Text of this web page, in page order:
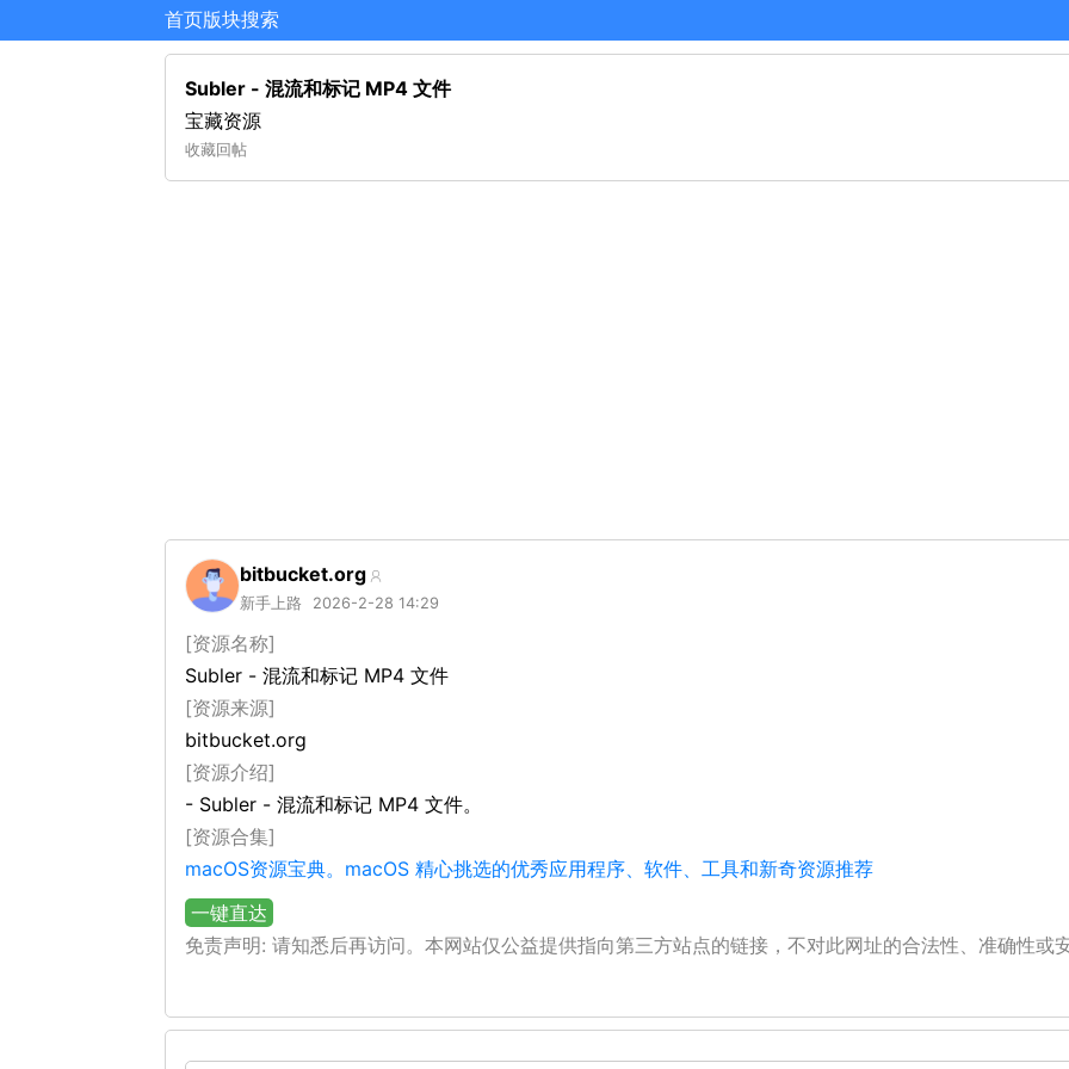
首页版块搜索
Subler - 混流和标记 MP4 文件
宝藏资源
收藏回帖
bitbucket.org
新手上路 2026-2-28 14:29
[资源名称]
Subler - 混流和标记 MP4 文件
[资源来源]
bitbucket.org
[资源介绍]
- Subler - 混流和标记 MP4 文件。
[资源合集]
macOS资源宝典。macOS 精心挑选的优秀应用程序、软件、工具和新奇资源推荐
一键直达
免责声明: 请知悉后再访问。本网站仅公益提供指向第三方站点的链接，不对此网址的合法性、准确性或